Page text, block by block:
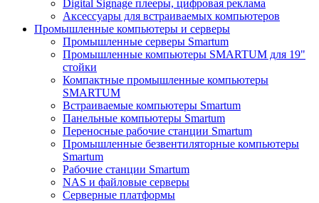
Digital Signage плееры, цифровая реклама
Аксессуары для встраиваемых компьютеров
Промышленные компьютеры и серверы
Промышленные серверы Smartum
Промышленные компьютеры SMARTUM для 19"
стойки
Компактные промышленные компьютеры
SMARTUM
Встраиваемые компьютеры Smartum
Панельные компьютеры Smartum
Переносные рабочие станции Smartum
Промышленные безвентиляторные компьютеры
Smartum
Рабочие станции Smartum
NAS и файловые серверы
Серверные платформы